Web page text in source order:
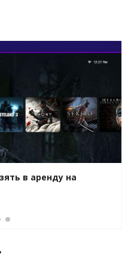
в аренду на